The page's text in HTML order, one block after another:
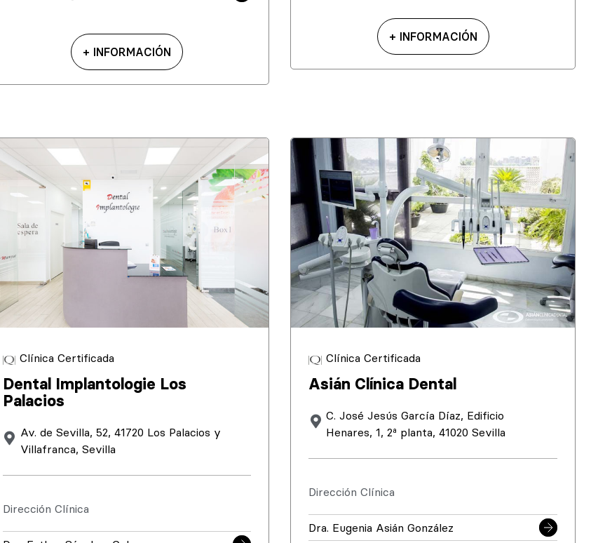
+ INFORMACIÓN
+ INFORMACIÓN
Clínica Certificada
Dental Implantologie Los
Palacios
Av. de Sevilla, 52, 41720 Los Palacios y
Villafranca, Sevilla
Dirección Clínica
Clínica Certificada
Asián Clínica Dental
C. José Jesús García Díaz, Edificio
Henares, 1, 2ª planta, 41020 Sevilla
Dirección Clínica
Dra. Eugenia Asián González